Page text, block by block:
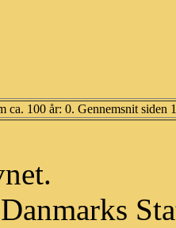
ca. 100 år: 0. Gennemsnit siden